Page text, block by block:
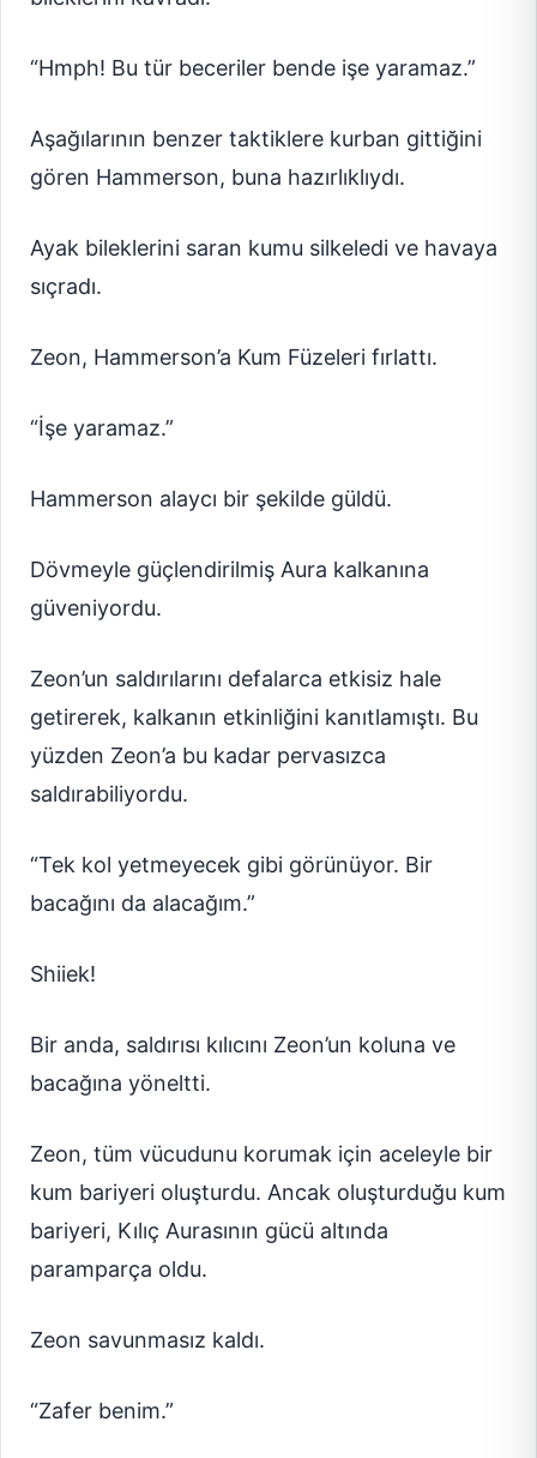
“Hmph! Bu tür beceriler bende işe yaramaz.”
Aşağılarının benzer taktiklere kurban gittiğini
gören Hammerson, buna hazırlıklıydı.
Ayak bileklerini saran kumu silkeledi ve havaya
sıçradı.
Zeon, Hammerson’a Kum Füzeleri fırlattı.
“İşe yaramaz.”
Hammerson alaycı bir şekilde güldü.
Dövmeyle güçlendirilmiş Aura kalkanına
güveniyordu.
Zeon’un saldırılarını defalarca etkisiz hale
getirerek, kalkanın etkinliğini kanıtlamıştı. Bu
yüzden Zeon’a bu kadar pervasızca
saldırabiliyordu.
“Tek kol yetmeyecek gibi görünüyor. Bir
bacağını da alacağım.”
Shiiek!
Bir anda, saldırısı kılıcını Zeon’un koluna ve
bacağına yöneltti.
Zeon, tüm vücudunu korumak için aceleyle bir
kum bariyeri oluşturdu. Ancak oluşturduğu kum
bariyeri, Kılıç Aurasının gücü altında
paramparça oldu.
Zeon savunmasız kaldı.
“Zafer benim.”